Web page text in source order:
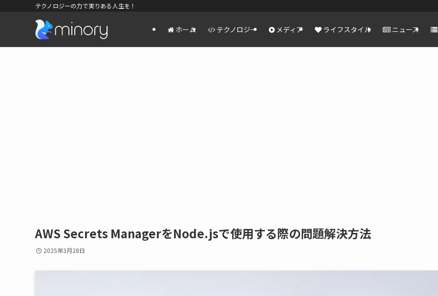
テクノロジーの力で実りある人生を！
ホーム テクノロジー メディア ライフスタイル ニュース
AWS Secrets ManagerをNode.jsで使用する際の問題解決方法
2025年3月28日